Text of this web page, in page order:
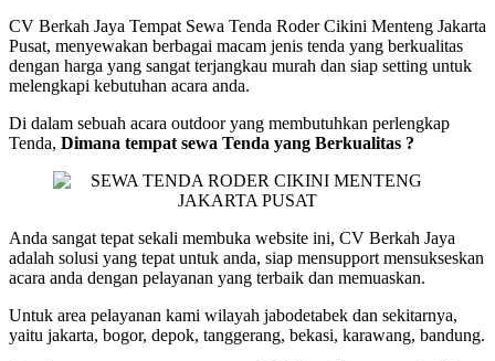
CV Berkah Jaya Tempat Sewa Tenda Roder Cikini Menteng Jakarta
Pusat, menyewakan berbagai macam jenis tenda yang berkualitas
dengan harga yang sangat terjangkau murah dan siap setting untuk
melengkapi kebutuhan acara anda.
Di dalam sebuah acara outdoor yang membutuhkan perlengkap
Tenda, Dimana tempat sewa Tenda yang Berkualitas ?
Anda sangat tepat sekali membuka website ini, CV Berkah Jaya
adalah solusi yang tepat untuk anda, siap mensupport mensukseskan
acara anda dengan pelayanan yang terbaik dan memuaskan.
Untuk area pelayanan kami wilayah jabodetabek dan sekitarnya,
yaitu jakarta, bogor, depok, tanggerang, bekasi, karawang, bandung.